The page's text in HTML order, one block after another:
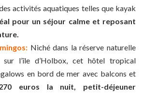
activités aquatiques telles que kayak
pour un séjour calme et reposant
Niché dans la réserve naturelle
sur l’île d’Holbox, cet hôtel tropical
en bord de mer avec balcons et
euros la nuit, petit-déjeuner